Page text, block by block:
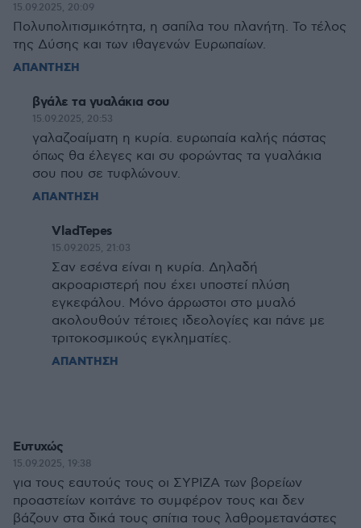
15.09.2025, 20:09
Πολυπολιτισμικότητα, η σαπίλα του πλανήτη. Το τέλος
της Δύσης και των ιθαγενών Ευρωπαίων.
ΑΠΑΝΤΗΣΗ
βγάλε τα γυαλάκια σου
15.09.2025, 20:53
γαλαζοαίματη η κυρία. ευρωπαία καλής πάστας
όπως θα έλεγες και συ φορώντας τα γυαλάκια
σου που σε τυφλώνουν.
ΑΠΑΝΤΗΣΗ
VladTepes
15.09.2025, 21:03
Σαν εσένα είναι η κυρία. Δηλαδή
ακροαριστερή που έχει υποστεί πλύση
εγκεφάλου. Μόνο άρρωστοι στο μυαλό
ακολουθούν τέτοιες ιδεολογίες και πάνε με
τριτοκοσμικούς εγκληματίες.
ΑΠΑΝΤΗΣΗ
Ευτυχώς
15.09.2025, 19:38
για τους εαυτούς τους οι ΣΥΡΙΖΑ των βορείων
προαστείων κοιτάνε το συμφέρον τους και δεν
βάζουν στα δικά τους σπίτια τους λαθρομετανάστες